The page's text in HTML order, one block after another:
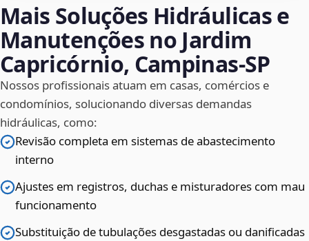
Mais Soluções Hidráulicas e
Manutenções no Jardim
Capricórnio, Campinas‑SP
Nossos profissionais atuam em casas, comércios e
condomínios, solucionando diversas demandas
hidráulicas, como:
Revisão completa em sistemas de abastecimento
interno
Ajustes em registros, duchas e misturadores com mau
funcionamento
Substituição de tubulações desgastadas ou danificadas